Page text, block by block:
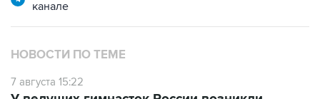
канале
НОВОСТИ ПО ТЕМЕ
7 августа 15:22